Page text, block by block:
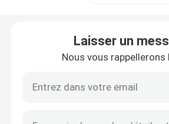
Laisser un
Nous vous